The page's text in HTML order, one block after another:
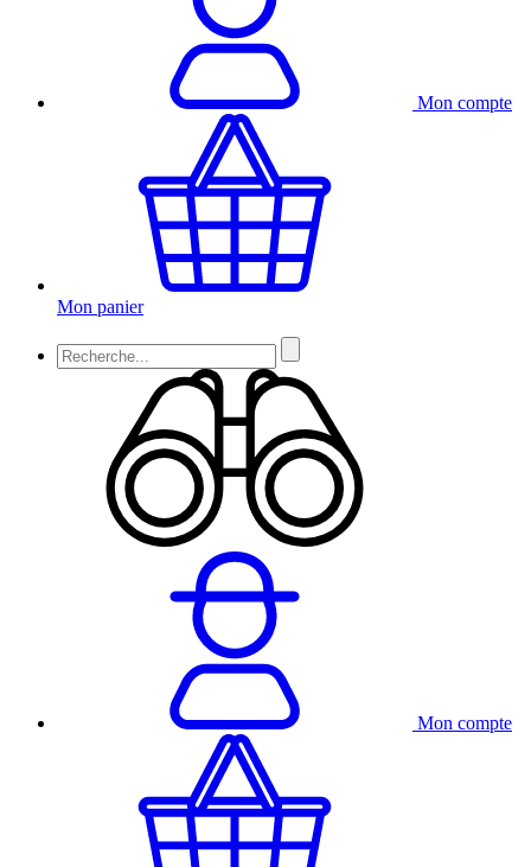
Mon compte
Mon panier
Mon compte